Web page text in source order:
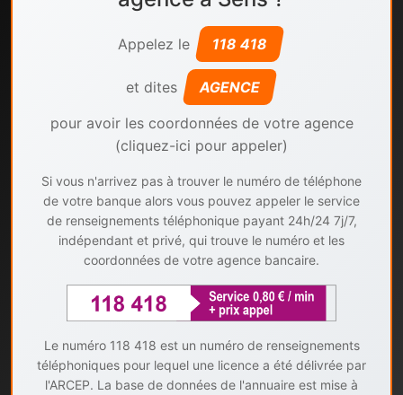
Appelez le 118 418
et dites AGENCE
pour avoir les coordonnées de votre agence
(cliquez-ici pour appeler)
Si vous n'arrivez pas à trouver le numéro de téléphone
de votre banque alors vous pouvez appeler le service
de renseignements téléphonique payant 24h/24 7j/7,
indépendant et privé, qui trouve le numéro et les
coordonnées de votre agence bancaire.
Le numéro 118 418 est un numéro de renseignements
téléphoniques pour lequel une licence a été délivrée par
l'ARCEP. La base de données de l'annuaire est mise à